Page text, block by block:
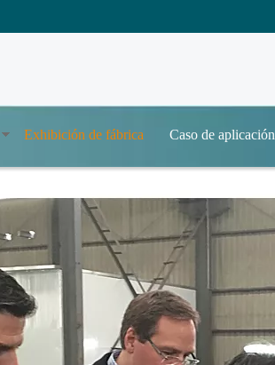
Exhibición de fábrica Caso de aplicación